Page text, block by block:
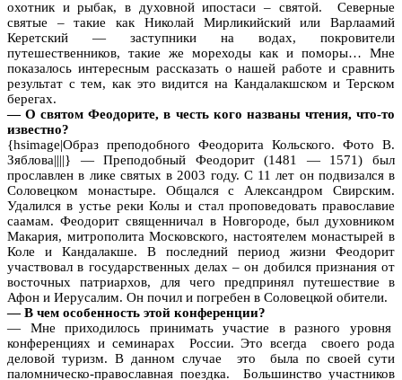
охотник и рыбак, в духовной ипостаси – святой. Северные
святые – такие как Николай Мирликийский или Варлаамий
Керетский — заступники на водах, покровители
путешественников, такие же мореходы как и поморы… Мне
показалось интересным рассказать о нашей работе и сравнить
результат с тем, как это видится на Кандалакшском и Терском
берегах.
— О святом Феодорите, в честь кого названы чтения, что-то
известно?
{hsimage|Образ преподобного Феодорита Кольского. Фото В.
Зяблова||||} — Преподобный Феодорит (1481 — 1571) был
прославлен в лике святых в 2003 году. С 11 лет он подвизался в
Соловецком монастыре. Общался с Александром Свирским.
Удалился в устье реки Колы и стал проповедовать православие
саамам. Феодорит священничал в Новгороде, был духовником
Макария, митрополита Московского, настоятелем монастырей в
Коле и Кандалакше. В последний период жизни Феодорит
участвовал в государственных делах – он добился признания от
восточных патриархов, для чего предпринял путешествие в
Афон и Иерусалим. Он почил и погребен в Соловецкой обители.
— В чем особенность этой конференции?
— Мне приходилось принимать участие в разного уровня
конференциях и семинарах России. Это всегда своего рода
деловой туризм. В данном случае это была по своей сути
паломническо-православная поездка. Большинство участников